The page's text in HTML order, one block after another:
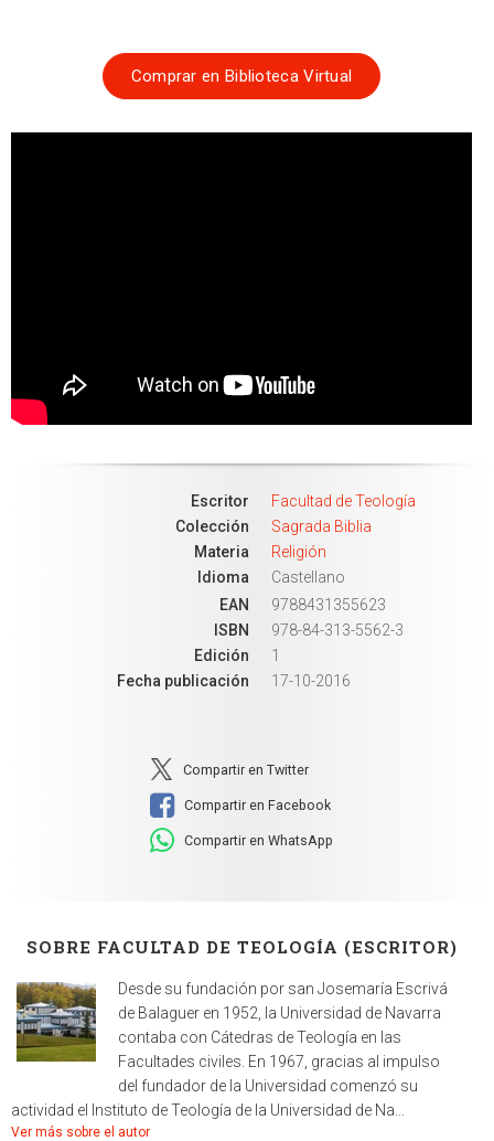
Comprar en Biblioteca Virtual
Escritor
Facultad de Teología
Colección
Sagrada Biblia
Materia
Religión
Idioma
Castellano
EAN
9788431355623
ISBN
978-84-313-5562-3
Edición
1
Fecha publicación
17-10-2016
Compartir en Twitter
Compartir en Facebook
Compartir en WhatsApp
SOBRE FACULTAD DE TEOLOGÍA (ESCRITOR)
Desde su fundación por san Josemaría Escrivá
de Balaguer en 1952, la Universidad de Navarra
contaba con Cátedras de Teología en las
Facultades civiles. En 1967, gracias al impulso
del fundador de la Universidad comenzó su
actividad el Instituto de Teología de la Universidad de Na...
Ver más sobre el autor